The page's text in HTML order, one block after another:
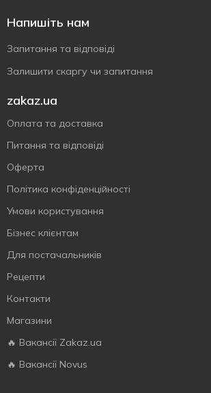
Напишіть нам
Запитання та відповіді
Залишити скаргу чи запитання
zakaz.ua
Оплата та доставка
Питання та відповіді
Оферта
Політика конфіденційності
Умови користування
Бізнес клієнтам
Для постачальників
Рецепти
Контакти
Магазини
🔥 Вакансії Zakaz.ua
🔥 Вакансії Novus